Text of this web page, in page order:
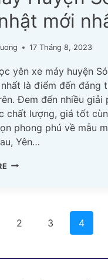
mới
17 Tháng 8, 2023
yên xe máy huyện
là điểm đến đáng
Đem đến nhiều giải
chất lượng, giá tốt
phong phú về mẫu
Yên…
TOP
BỌC
2 3 4